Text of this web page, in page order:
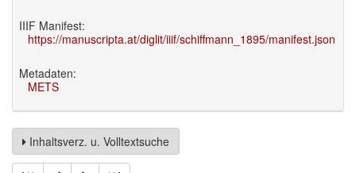
IIIF Manifest:
https://manuscripta.at/diglit/iiif/schiffmann_1895/manifest.json
Metadaten:
METS
Inhaltsverz. u. Volltextsuche